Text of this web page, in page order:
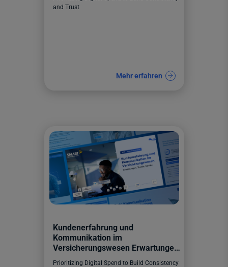
and Trust
Mehr erfahren
Kundenerfahrung und
Kommunikation im
Versicherungswesen Erwartungen,
Trends, Kanäle
Prioritizing Digital Spend to Build Consistency